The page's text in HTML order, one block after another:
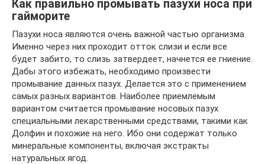
Как правильно промывать пазухи носа при
гайморите
Пазухи носа являются очень важной частью организма.
Именно через них проходит отток слизи и если все
будет забито, то слизь затвердеет, начнется ее гниение.
Дабы этого избежать, необходимо произвести
промывание данных пазух. Делается это с применением
самых разных вариантов. Наиболее приемлемым
вариантом считается промывание носовых пазух
специальными лекарственными средствами, такими как
Долфин и похожие на него. Ибо они содержат только
минеральные компоненты, включая экстракты
натуральных ягод.